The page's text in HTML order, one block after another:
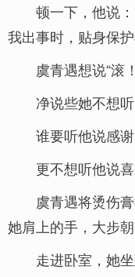
顿一下，他说
我出事时，贴身保
虞青遇想说“滚
净说些她不想听
谁要听他说感谢
更不想听他说喜
虞青遇将烫伤
她肩上的手，大步朝
走进卧室，她